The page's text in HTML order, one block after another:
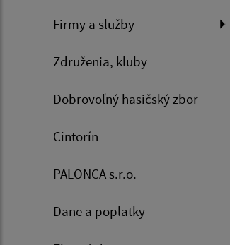
Firmy a služby
Združenia, kluby
Dobrovoľný hasičský zbor
Cintorín
PALONCA s.r.o.
Dane a poplatky